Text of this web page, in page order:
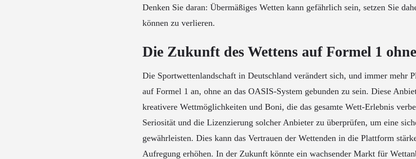
Denken Sie daran: Übermäßiges Wetten kann gefährlich sein, setzen Sie
können zu verlieren.
Die Zukunft des Wettens auf Formel 1
Die Sportwettenlandschaft in Deutschland verändert sich, und immer mehr
auf Formel 1 an, ohne an das OASIS-System gebunden zu sein. Diese
kreativere Wettmöglichkeiten und Boni, die das gesamte Wett-Erlebnis
Seriosität und die Lizenzierung solcher Anbieter zu überprüfen, um eine
gewährleisten. Dies kann das Vertrauen der Wettenden in die Plattform
Aufregung erhöhen. In der Zukunft könnte ein wachsender Markt für